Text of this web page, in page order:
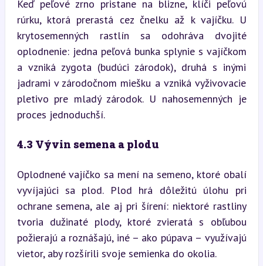
Keď peľové zrno pristane na blizne, klíči peľovú
rúrku, ktorá prerastá cez čnelku až k vajíčku. U
krytosemenných rastlín sa odohráva dvojité
oplodnenie: jedna peľová bunka splynie s vajíčkom
a vzniká zygota (budúci zárodok), druhá s inými
jadrami v zárodočnom miešku a vzniká vyživovacie
pletivo pre mladý zárodok. U nahosemenných je
proces jednoduchší.
4.3 Vývin semena a plodu
Oplodnené vajíčko sa mení na semeno, ktoré obalí
vyvíjajúci sa plod. Plod hrá dôležitú úlohu pri
ochrane semena, ale aj pri šírení: niektoré rastliny
tvoria dužinaté plody, ktoré zvieratá s obľubou
požierajú a roznášajú, iné – ako púpava – využívajú
vietor, aby rozšírili svoje semienka do okolia.